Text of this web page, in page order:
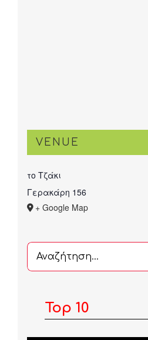
VENUE
το Τζάκι
Γερακάρη 156
+ Google Map
Αναζήτηση
...
Top 10